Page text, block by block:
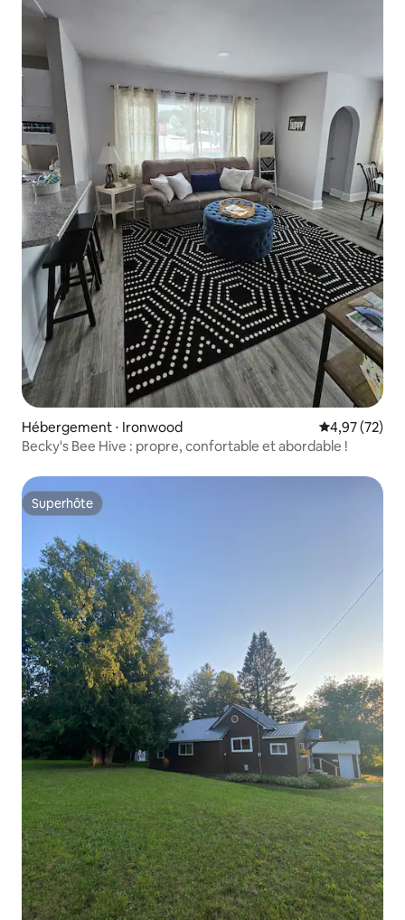
Hébergement ⋅ Ironwood Évaluation
4,97 (72)
Becky's Bee Hive : propre, confortable et abordable !
Superhôte
Superhôte